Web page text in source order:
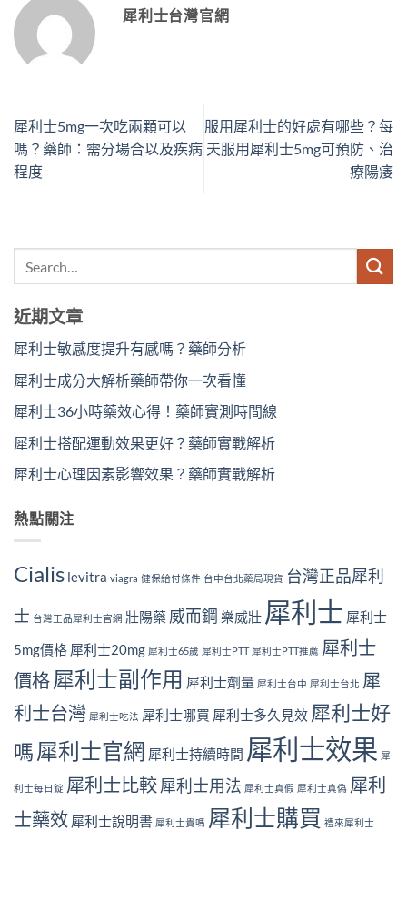
犀利士台灣官網
犀利士5mg一次吃兩顆可以
嗎？藥師：需分場合以及疾病
程度
服用犀利士的好處有哪些？每
天服用犀利士5mg可預防、治
療陽痿
近期文章
犀利士敏感度提升有感嗎？藥師分析
犀利士成分大解析藥師帶你一次看懂
犀利士36小時藥效心得！藥師實測時間線
犀利士搭配運動效果更好？藥師實戰解析
犀利士心理因素影響效果？藥師實戰解析
熱點關注
Cialis levitra viagra 健保給付條件 台中台北藥局現貨 台灣正品犀利
士 台灣正品犀利士官網 壯陽藥 威而鋼 樂威壯 犀利士 犀利士
5mg價格 犀利士20mg 犀利士65歲 犀利士PTT 犀利士PTT推薦 犀利士
價格 犀利士副作用 犀利士劑量 犀利士台中 犀利士台北 犀
利士台灣 犀利士吃法 犀利士哪買 犀利士多久見效 犀利士好
嗎 犀利士官網 犀利士持續時間 犀利士效果 犀
利士每日錠 犀利士比較犀利士用法 犀利士真假 犀利士真偽 犀利
士藥效 犀利士說明書 犀利士貴嗎 犀利士購買 禮來犀利士